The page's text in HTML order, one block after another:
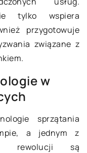
tylko wspiera
przygotowuje
związane z
w
sprzątania
a jednym z
rewolucji są